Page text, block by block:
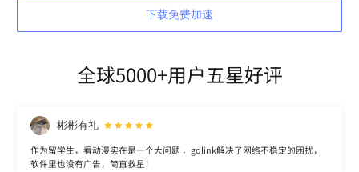
下载免费加速
全球5000+用户五星好评
彬彬有礼
作为留学生，看动漫实在是一个大问题 ，golink解决了网络不稳定的困扰，
软件里也没有广告，简直救星！